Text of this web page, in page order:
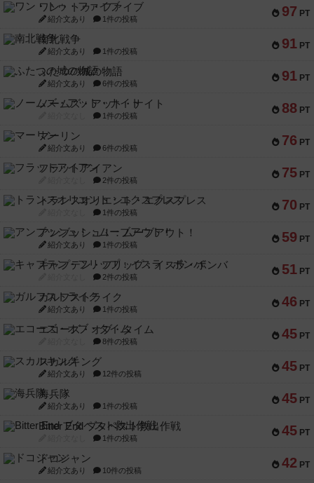
97 PT
ワン・トゥ・ファイブ
紹介文あり 1件の投稿
91 PT
南北戦争
紹介文あり 1件の投稿
91 PT
ふたつの城の物語
紹介文あり 6件の投稿
88 PT
ノームズ・アット・ナイト
1件の投稿
76 PT
マーリン
紹介文あり 6件の投稿
75 PT
フラットアイアン
2件の投稿
70 PT
トランスオリエント・エクスプレス
1件の投稿
59 PT
アンブッシュ！：ムーブアウト！
紹介文あり 1件の投稿
51 PT
キャプテン・フリップ：イスラ・ボンバ
2件の投稿
46 PT
ガルフストライク
紹介文あり 1件の投稿
45 PT
エコーズ・オブ・タイム
8件の投稿
45 PT
スカルキング
紹介文あり 12件の投稿
45 PT
海兵隊
紹介文あり 1件の投稿
45 PT
Bitter End ブタペスト救出作戦
1件の投稿
42 PT
ドコジャン
紹介文あり 10件の投稿